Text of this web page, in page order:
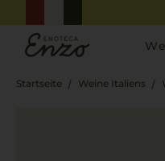
Startseite Weine Italiens